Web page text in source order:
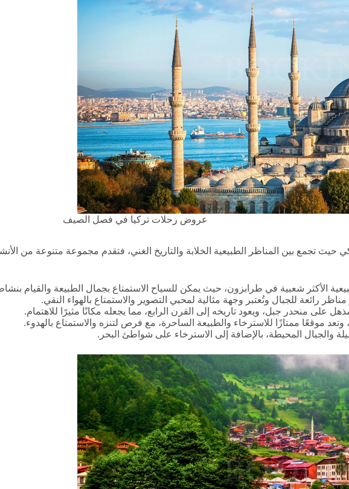
عروض رحلات تركيا في فصل الصيف
تجمع بين المناظر الطبيعية الخلابة والتاريخ الغني، فتقدم مجموعة متنوعة من
الأكثر شعبية في طرابزون، حيث يمكن للسياح الاستمتاع بجمال الطبيعة والقيام
رائعة للجبال وتُعتبر وجهة مثالية لمحبي التصوير والاستمتاع بالهواء النقي.
على منحدر جبل، ويعود تاريخه إلى القرن الرابع، مما يجعله مكانًا مثيرًا للاهتمام.
موقعًا ممتازًا للاسترخاء والطبيعة الساحرة، مع فرص لتنزه والاستمتاع بالهدوء.
والجبال المحيطة، بالإضافة إلى الاسترخاء على شواطئ البحر.